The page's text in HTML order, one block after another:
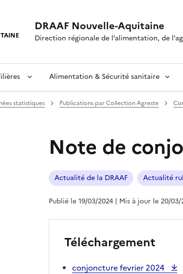
DRAAF Nouvelle-Aquitaine
Direction régionale de l’alimentation, de
Alimentation & Sécurité sanitaire
statistiques Publications par Collection Agreste
Note de
Actualité de la DRAAF Actualité
Publié le 19/03/2024 | Mis à jour le 20/03/
Téléchargement
conjoncture fevrier 2024